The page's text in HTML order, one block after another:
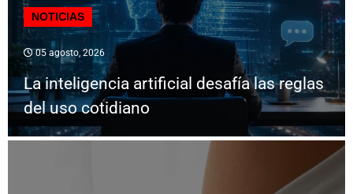
NOTICIAS
05 agosto, 2026
La inteligencia artificial desafía las reglas
del uso cotidiano